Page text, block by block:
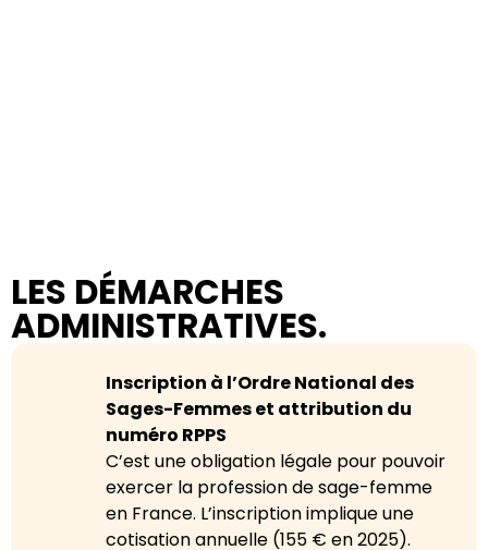
LES DÉMARCHES
ADMINISTRATIVES.
Inscription à l’Ordre National des
Sages-Femmes et attribution du
numéro RPPS
C’est une obligation légale pour pouvoir
exercer la profession de sage-femme
en France. L’inscription implique une
cotisation annuelle (155 € en 2025).